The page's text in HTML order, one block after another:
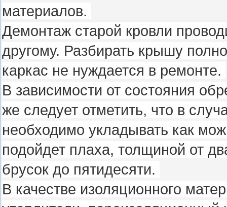
материалов.
Демонтаж старой кровли
другому. Разбирать крышу
каркас не нуждается в ремонте.
В зависимости от состояния
же следует отметить, что в
необходимо укладывать как
подойдет плаха, толщиной от
брусок до пятидесяти.
В качестве изоляционного